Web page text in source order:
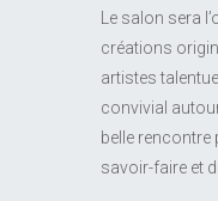
Le salon sera
créations
artistes
convivial
belle rencontre
savoir-faire et